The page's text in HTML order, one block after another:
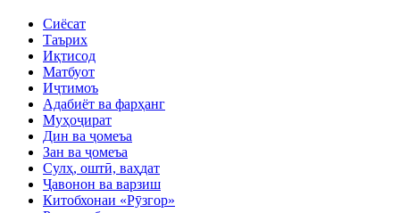
Сиёсат
Таърих
Иқтисод
Матбуот
Иҷтимоъ
Адабиёт ва фарҳанг
Муҳоҷират
Дин ва ҷомеъа
Зан ва ҷомеъа
Сулҳ, оштӣ, ваҳдат
Ҷавонон ва варзиш
Китобхонаи «Рӯзгор»